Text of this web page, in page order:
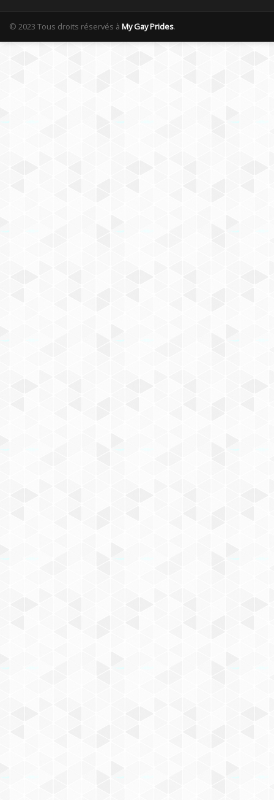
© 2023 Tous droits réservés à My Gay Prides.